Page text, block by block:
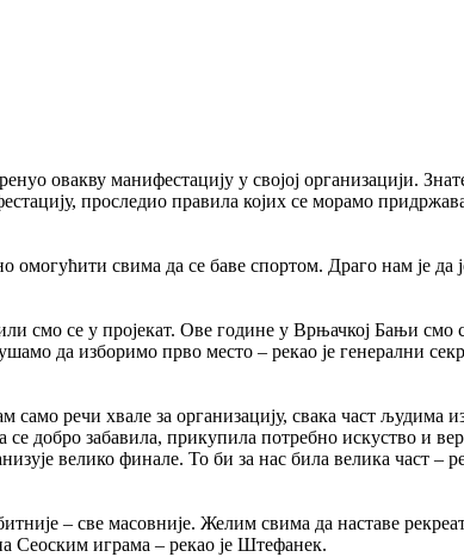
овакву манифестацију у својој организацији.
проследио правила којих се морамо
свима да се баве спортом. Драго нам је да
смо се у пројекат. Ове године у Врњачкој Бањи смо
да изборимо прво место – рекао је генерални
речи хвале за организацију, свака част људима
добро забавила, прикупила потребно искуство и
велико финале. То би за нас била велика част –
– све масовније. Желим свима да наставе
Сеоским играма – рекао је Штефанек.